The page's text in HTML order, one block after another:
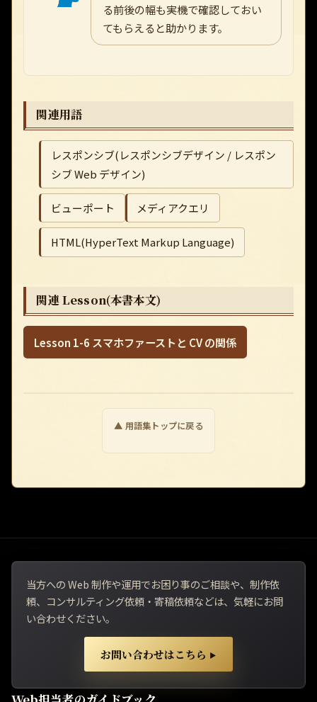
る前後の幅も実機で確認しておい
てもらえると助かります。
関連用語
レスポンシブ(レスポンシブデザイン / レスポン
シブ Web デザイン)
ビューポート メディアクエリ
HTML(HyperText Markup Language)
関連 Lesson(本書本文)
Lesson 1-6 スマホファーストと CV の関係
▲ 用語集トップに戻る
当方への Web 制作や運用でお困り事のご相談や、制作依
頼、コンサルティング依頼・寄稿依頼などは、気軽にお問
い合わせください。
お問い合わせはこちら ▶